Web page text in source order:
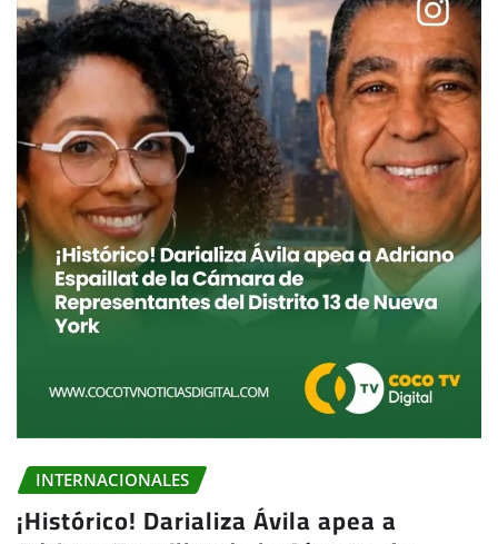
INTERNACIONALES
¡Histórico! Darializa Ávila apea a